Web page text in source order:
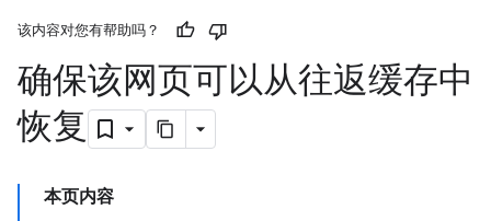
该内容对您有帮助吗？
确保该网页可以从往返缓存中
恢复
本页内容